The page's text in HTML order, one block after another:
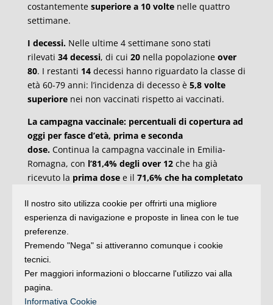
costantementesuperiore a 10 volte nelle quattro
settimane.
I decessi. Nelle ultime 4 settimane sono stati
rilevati 34 decessi, di cui 20nella popolazione over
80. I restanti 14 decessi hanno riguardato la classe di
età 60-79 anni: l’incidenza di decesso è 5,8 volte
superiorenei non vaccinati rispetto ai vaccinati.
La campagna vaccinale: percentuali di copertura ad
oggi per fasce d’età, prima e seconda
dose. Continua la campagna vaccinale in Emilia-
Romagna, con l’81,4% degli over 12che ha già
ricevuto la prima dosee il 71,6% che ha completato
copertura per fasce d’età:12-19 anni, prima dose
62,8% e seconda dose 40%;fascia 20-29, prima dose
79,2% e seconda 56%;
55,8% seconda;40-49 anni74% e 63,9%;50-59
anni82,8% prima e 77,4% seconda;
prima e 86% seconda;70-79 anni92,6% prima e
90,7% seconda;
Il nostro sito utilizza cookie per offrirti una migliore
esperienza di navigazione e proposte in linea con le tue
preferenze.
Premendo "Nega" si attiveranno comunque i cookie
tecnici.
Per maggiori informazioni o bloccarne l'utilizzo vai alla
pagina.
Informativa Cookie